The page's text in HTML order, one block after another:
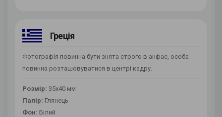
Греція
Фотографія повинна бути знята строго в анфас, особа
повинна розташовуватися в центрі кадру.
Розмір: 35х40 мм
Папір: Глянець
Фон: Білий